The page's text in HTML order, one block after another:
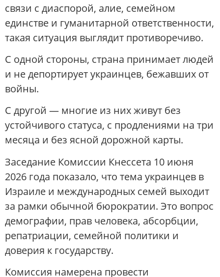
связи с диаспорой, алие, семейном
единстве и гуманитарной ответственности,
такая ситуация выглядит противоречиво.
С одной стороны, страна принимает людей
и не депортирует украинцев, бежавших от
войны.
С другой — многие из них живут без
устойчивого статуса, с продлениями на три
месяца и без ясной дорожной карты.
Заседание Комиссии Кнессета 10 июня
2026 года показало, что тема украинцев в
Израиле и международных семей выходит
за рамки обычной бюрократии. Это вопрос
демографии, прав человека, абсорбции,
репатриации, семейной политики и
доверия к государству.
Комиссия намерена провести